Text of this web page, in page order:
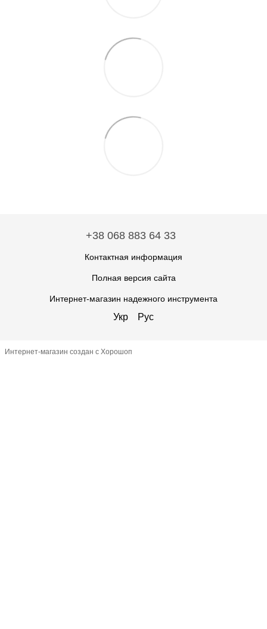
+38 068 883 64 33
Контактная информация
Полная версия сайта
Интернет-магазин надежного инструмента
Укр Рус
Интернет-магазин создан с Хорошоп